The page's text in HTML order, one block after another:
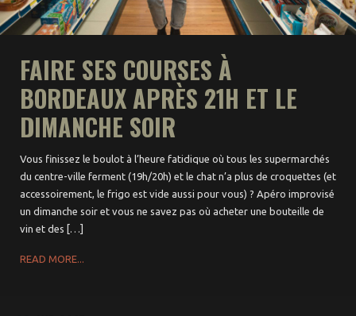
FAIRE SES COURSES À
BORDEAUX APRÈS 21H ET LE
DIMANCHE SOIR
Vous finissez le boulot à l’heure fatidique où tous les supermarchés
du centre-ville ferment (19h/20h) et le chat n’a plus de croquettes (et
accessoirement, le frigo est vide aussi pour vous) ? Apéro improvisé
un dimanche soir et vous ne savez pas où acheter une bouteille de
vin et des […]
READ MORE...